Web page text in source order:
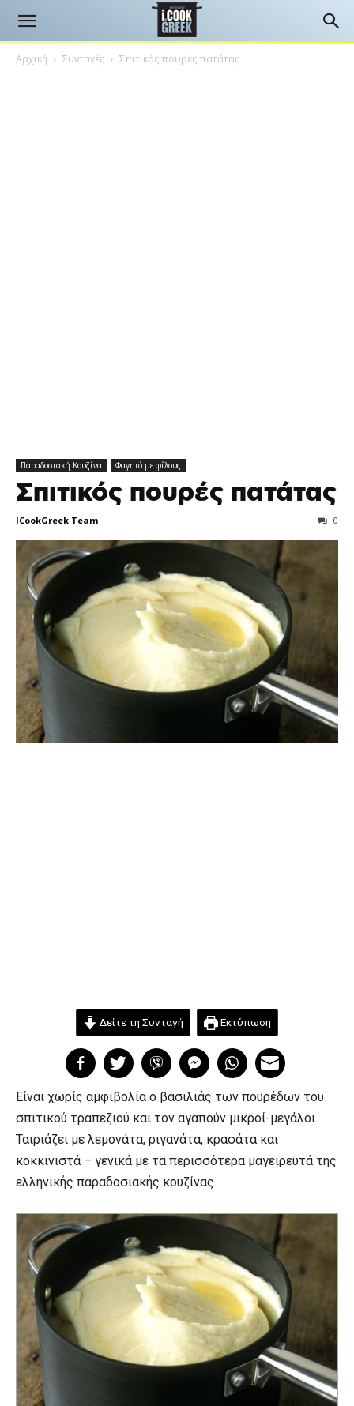
Αρχική Συνταγές Σπιτικός πουρές πατάτας
Παραδοσιακή Κουζίνα Φαγητό με φίλους
Σπιτικός πουρές πατάτας
ICookGreek Team 0
Δείτε τη Συνταγή Εκτύπωση
Είναι χωρίς αμφιβολία ο βασιλιάς των πουρέδων του
σπιτικού τραπεζιού και τον αγαπούν μικροί-μεγάλοι.
Ταιριάζει με λεμονάτα, ριγανάτα, κρασάτα και
κοκκινιστά – γενικά με τα περισσότερα μαγειρευτά της
ελληνικής παραδοσιακής κουζίνας.